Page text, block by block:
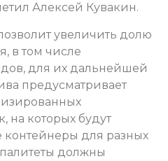
Алексей Кувакин.
увеличить долю
в том числе
для их дальнейшей
предусматривает
на которых будут
для разных
должны